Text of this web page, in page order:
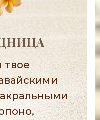
твое